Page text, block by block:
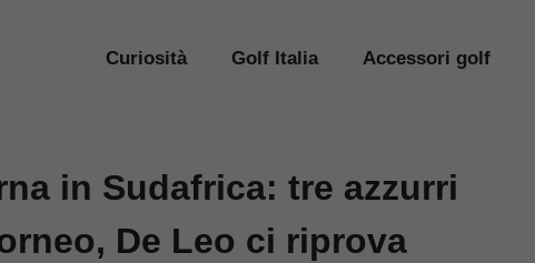
Curiosità Golf Italia Accessori golf
in Sudafrica: tre azzurri
De Leo ci riprova